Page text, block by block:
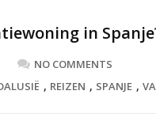
in
NO COMMENTS
, REIZEN , SPANJE ,